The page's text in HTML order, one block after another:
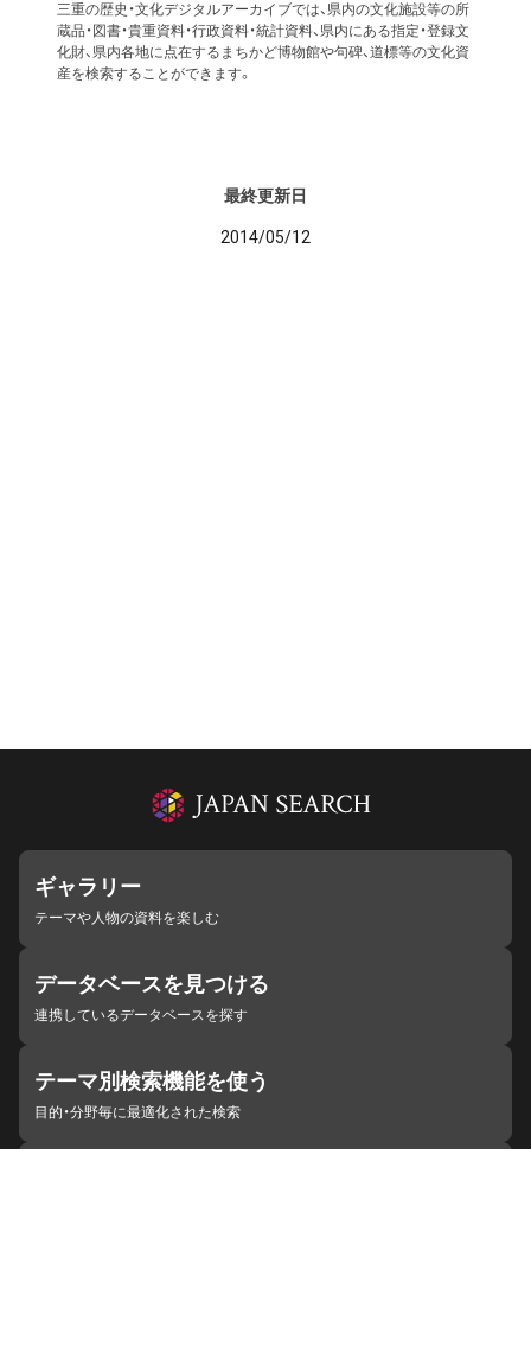
三重の歴史・文化デジタルアーカイブでは、県内の文化施設等の所
蔵品・図書・貴重資料・行政資料・統計資料、県内にある指定・登録文
化財、県内各地に点在するまちかど博物館や句碑、道標等の文化資
産を検索することができます。
最終更新日
2014/05/12
ギャラリー
テーマや人物の資料を楽しむ
データベースを見つける
連携しているデータベースを探す
テーマ別検索機能を使う
目的・分野毎に最適化された検索